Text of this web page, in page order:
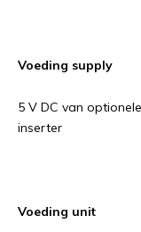
Voeding supply
5 V DC van
inserter
Voeding unit